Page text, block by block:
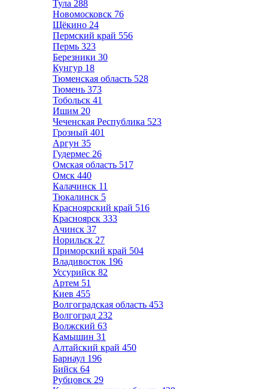
Тула 288
Новомосковск 76
Щёкино 24
Пермский край 556
Пермь 323
Березники 30
Кунгур 18
Тюменская область 528
Тюмень 373
Тобольск 41
Ишим 20
Чеченская Республика 523
Грозный 401
Аргун 35
Гудермес 26
Омская область 517
Омск 440
Калачинск 11
Тюкалинск 5
Красноярский край 516
Красноярск 333
Ачинск 37
Норильск 27
Приморский край 504
Владивосток 196
Уссурийск 82
Артем 51
Киев 455
Волгоградская область 453
Волгоград 232
Волжский 63
Камышин 31
Алтайский край 450
Барнаул 196
Бийск 64
Рубцовск 29